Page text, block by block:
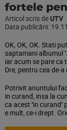
fortele
Articol scris de UTV
Data publicării:
OK, OK, OK. Stati
saptamani albumul
iar acum se pare
Dre, pentru cea de-
Potrivit anuntului
in curand, insa la
ca acest ''in curand''
e mult, ce-i drept.